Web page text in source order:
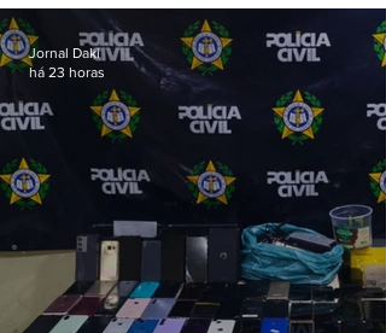
aposentados é preso
Jornal Daki
há 23 horas